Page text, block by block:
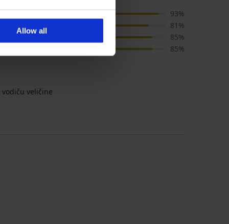
Allow all
Boja
93%
81%
85%
85%
veličine